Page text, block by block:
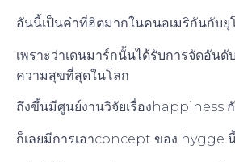
อันนี้เป็นคำที่ฮิตมากในคนอเมริกันกับยุ
เพราะว่าเดนมาร์กนั้นได้รับการจัดอันดั
ความสุขที่สุดในโลก
ถึงขึ้นมีศูนย์งานวิจัยเรื่องhappiness กั
ก็เลยมีการเอาconcept ของ hygge